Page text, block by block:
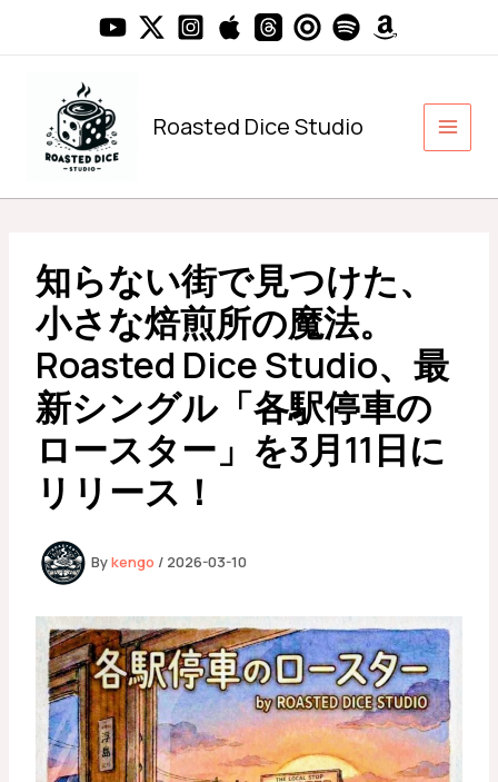
Roasted Dice Studio
知らない街で見つけた、
小さな焙煎所の魔法。
Roasted Dice Studio、最
新シングル「各駅停車の
ロースター」を3月11日に
リリース！
Bykengo / 2026-03-10